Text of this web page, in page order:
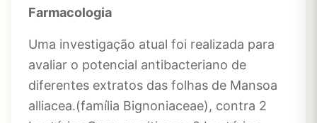
Farmacologia
Uma investigação atual foi realizada para
avaliar o potencial antibacteriano de
diferentes extratos das folhas de Mansoa
alliacea.(família Bignoniaceae), contra 2